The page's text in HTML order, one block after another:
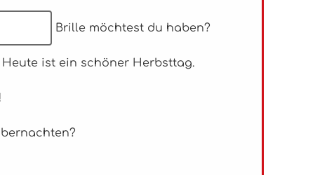
Brille möchtest du haben?
Heute ist ein schöner Herbsttag.